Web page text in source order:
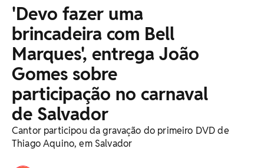
'Devo fazer uma
brincadeira com Bell
Marques', entrega João
Gomes sobre
participação no carnaval
de Salvador
Cantor participou da gravação do primeiro DVD de
Thiago Aquino, em Salvador